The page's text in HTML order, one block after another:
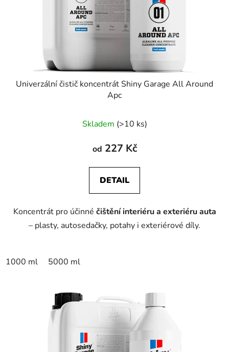
Univerzální čistič koncentrát Shiny Garage All Around
Apc
Skladem (>10 ks)
od 227 Kč
DETAIL
Koncentrát pro účinné čištění interiéru a exteriéru auta
– plasty, autosedačky, potahy i exteriérové díly.
1000 ml 5000 ml